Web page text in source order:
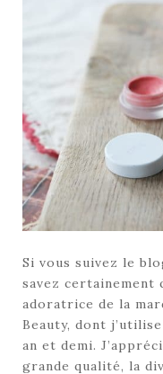
Si vous suivez le
savez certainement
adoratrice de la
Beauty, dont
an et demi.
grande qualité, la